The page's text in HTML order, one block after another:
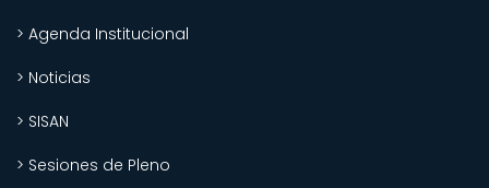
> Agenda Institucional
> Noticias
> SISAN
> Sesiones de Pleno